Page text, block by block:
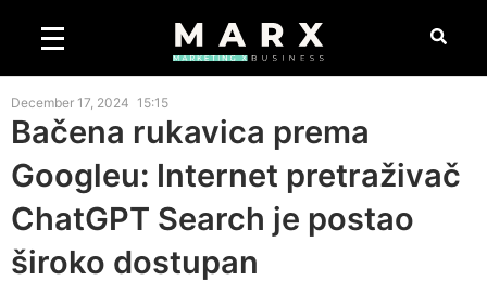
December 17, 2024 15:15
Bačena rukavica prema
Googleu: Internet pretraživač
ChatGPT Search je postao
široko dostupan